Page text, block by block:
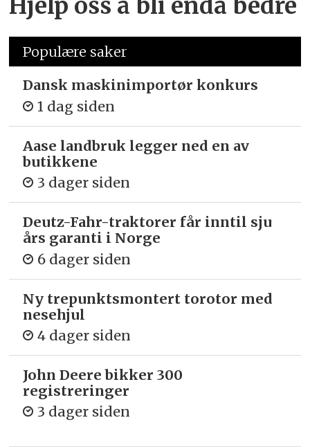
Populære saker
Dansk maskinimportør konkurs
1 dag siden
Aase landbruk legger ned en av
butikkene
3 dager siden
Deutz-Fahr-traktorer får inntil sju
års garanti i Norge
6 dager siden
Ny trepunkts­montert torotor med
nesehjul
4 dager siden
John Deere bikker 300
registreringer
3 dager siden